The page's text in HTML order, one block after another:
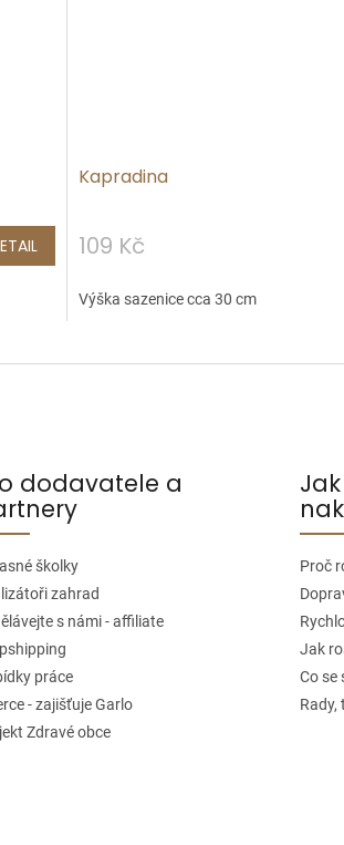
Kapradina
109 Kč
Výška sazenice cca 30 cm
dodavatele a
školky
zahrad
s námi - affiliate
práce
- zajišťuje Garlo
Zdravé obce
Proč
Jak
Co se
Rady,